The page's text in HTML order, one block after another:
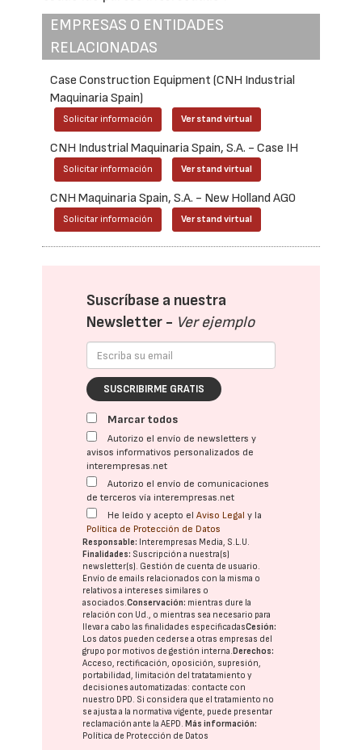
EMPRESAS O ENTIDADES
RELACIONADAS
Case Construction Equipment (CNH Industrial
Maquinaria Spain)
Solicitar información Ver stand virtual
CNH Industrial Maquinaria Spain, S.A. - Case IH
Solicitar información Ver stand virtual
CNH Maquinaria Spain, S.A. - New Holland AG0
Solicitar información Ver stand virtual
Suscríbase a nuestra
Newsletter - Ver ejemplo
SUSCRIBIRME GRATIS
Marcar todos
Autorizo el envío de newsletters y
avisos informativos personalizados de
interempresas.net
Autorizo el envío de comunicaciones
de terceros vía interempresas.net
He leído y acepto elAviso Legal y la
Política de Protección de Datos
Responsable: Interempresas Media, S.L.U.
Finalidades: Suscripción a nuestra(s)
newsletter(s). Gestión de cuenta de usuario.
Envío de emails relacionados con la misma o
relativos a intereses similares o
asociados.Conservación: mientras dure la
relación con Ud., o mientras sea necesario para
llevar a cabo las finalidades especificadasCesión:
Los datos pueden cederse a otras empresas del
grupo por motivos de gestión interna. Derechos:
Acceso, rectificación, oposición, supresión,
portabilidad, limitación del tratatamiento y
decisiones automatizadas: contacte con
nuestro DPD. Si considera que el tratamiento no
se ajusta a la normativa vigente, puede presentar
reclamación ante laAEPD. Más información:
Política de Protección de Datos